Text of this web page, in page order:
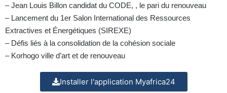
– Jean Louis Billon candidat du CODE, , le pari du renouveau
– Lancement du 1er Salon International des Ressources
Extractives et Énergétiques (SIREXE)
– Défis liés à la consolidation de la cohésion sociale
– Korhogo ville d’art et de renouveau
Installer l'application Myafrica24